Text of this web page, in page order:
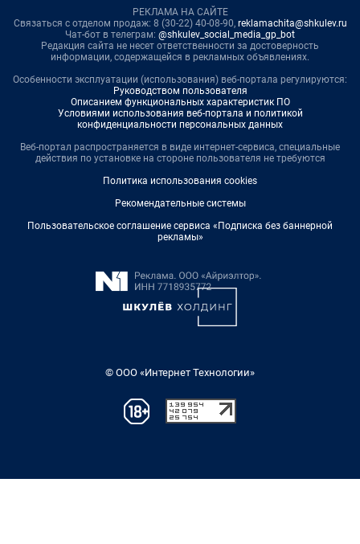
РЕКЛАМА НА САЙТЕ
Связаться с отделом продаж: 8 (30-22) 40-08-90, reklamachita@shkulev.ru
Чат-бот в телеграм: @shkulev_social_media_gp_bot
Редакция сайта не несет ответственности за достоверность
информации, содержащейся в рекламных объявлениях.
Особенности эксплуатации (использования) веб-портала регулируются:
Руководством пользователя
Описанием функциональных характеристик ПО
Условиями использования веб-портала и политикой
конфиденциальности персональных данных
Веб-портал распространяется в виде интернет-сервиса, специальные
действия по установке на стороне пользователя не требуются
Политика использования cookies
Рекомендательные системы
Пользовательское соглашение сервиса «Подписка без баннерной
рекламы»
© ООО «Интернет Технологии»